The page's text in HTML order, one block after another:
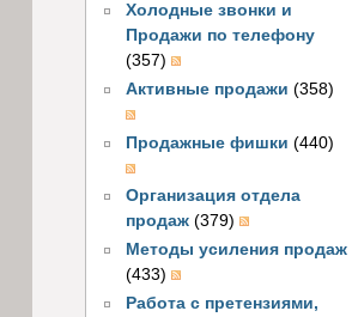
Холодные звонки и
Продажи по телефону
(357)
Активные продажи (358)
Продажные фишки (440)
Организация отдела
продаж (379)
Методы усиления продаж
(433)
Работа с претензиями,